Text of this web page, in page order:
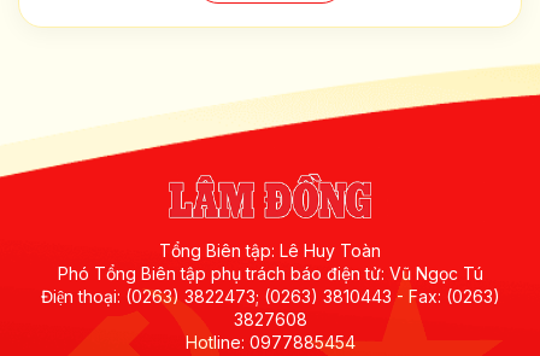
Tổng Biên tập: Lê Huy Toàn
Phó Tổng Biên tập phụ trách báo điện tử: Vũ Ngọc Tú
Điện thoại: (0263) 3822473; (0263) 3810443 - Fax: (0263)
3827608
Hotline: 0977885454